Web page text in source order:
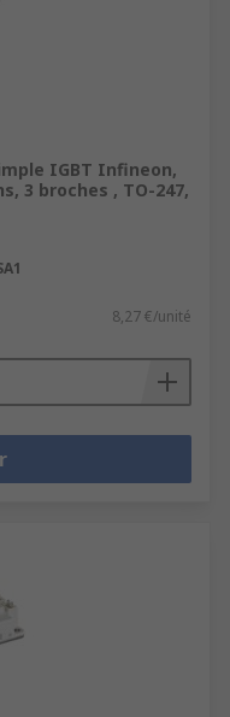
IGBT Infineon,
3 broches , TO-247,
8,27 €/unité